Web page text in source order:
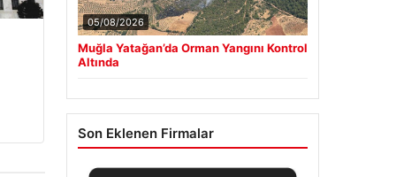
05/08/2026
Muğla Yatağan’da Orman Yangını Kontrol
Altında
Son Eklenen Firmalar